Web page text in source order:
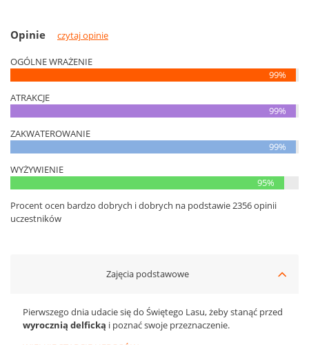
Opinie czytaj opinie
OGÓLNE WRAŻENIE
99%
ATRAKCJE
99%
ZAKWATEROWANIE
99%
WYŻYWIENIE
95%
Procent ocen bardzo dobrych i dobrych na podstawie 2356 opinii
uczestników
Zajęcia podstawowe
Pierwszego dnia udacie się do Świętego Lasu, żeby stanąć przed
wyrocznią delficką i poznać swoje przeznaczenie.